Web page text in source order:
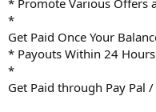
* Promote Various Offers
*
Get Paid Once Your
* Payouts Within 24
*
Get Paid through Pay Pal /